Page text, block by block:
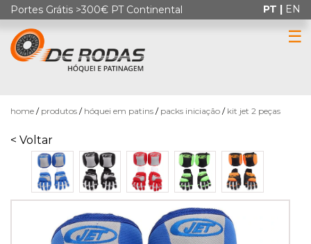
Portes Grátis >300€ PT Continental
HÓQUEI
☰
PT | EN
home produtos hóquei em patins packs iniciação kit jet 2 peças
< Voltar